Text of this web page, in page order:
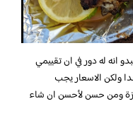
انه له دور في ان تقييمي
ولكن الاسعار يجب
ومن حسن لأحسن ان شاء